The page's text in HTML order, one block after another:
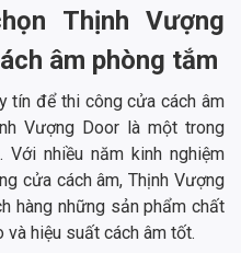
Thịnh Vượng
âm phòng tắm
tín để thi công cửa cách âm
Vượng Door là một trong
nhiều năm kinh nghiệm
cửa cách âm, Thịnh Vượng
hàng những sản phẩm chất
hiệu suất cách âm tốt.